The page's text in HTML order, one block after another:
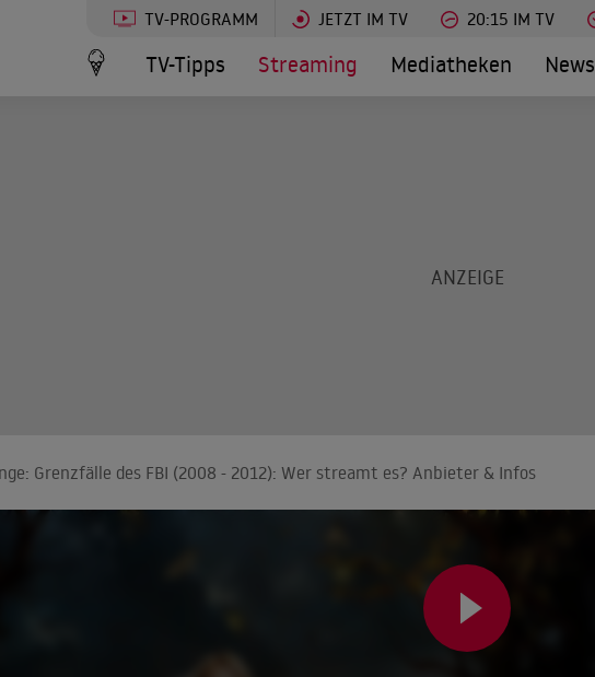
TV-PROGRAMM JETZT IM TV 20:15 IM TV
TV-Tipps Streaming Mediatheken News
Grenzfälle des FBI (2008 - 2012): Wer streamt es? Anbieter & Infos